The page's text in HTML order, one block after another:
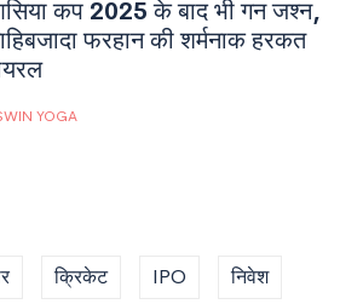
कप 2025 के बाद भी गन जश्न,
फरहान की शर्मनाक हरकत
YOGA
क्रिकेट IPO निवेश